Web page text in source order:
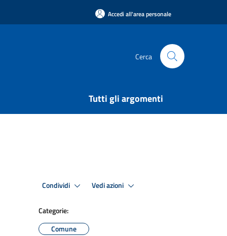
Accedi all'area personale
Cerca
Tutti gli argomenti
Condividi Vedi azioni
Categorie:
Comune